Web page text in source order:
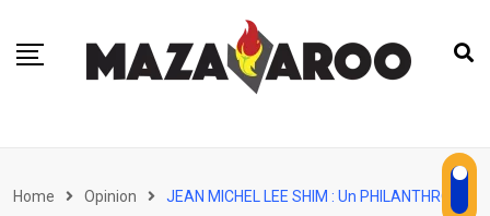
Home Opinion
JEAN MICHEL LEE SHIM : Un PHILANTHROPE